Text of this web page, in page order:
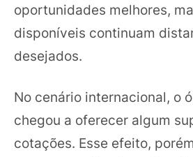
oportunidades melhores,
disponíveis continuam
desejados.
No cenário internacional, o
chegou a oferecer algum
cotações. Esse efeito,